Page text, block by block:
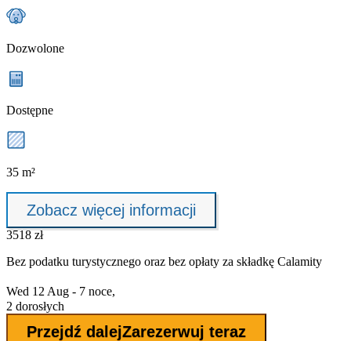
Dozwolone
Dostępne
35 m²
Zobacz więcej informacji
3518 zł
Bez podatku turystycznego oraz bez opłaty za składkę Calamity
Wed 12 Aug - 7 noce,
2 dorosłych
Przejdź dalejZarezerwuj teraz